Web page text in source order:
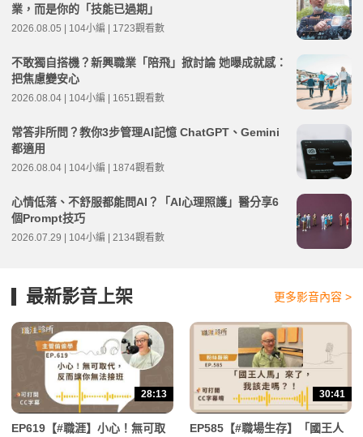
業，而是你的「技能已過期」
2026.08.05 | 104小編 | 1723觀看數
不敢獨自搭機？新興職業「陪飛」掀討論 她曝成就感：
把焦慮變安心
2026.08.04 | 104小編 | 1651觀看數
常答非所問？教你3步管理AI記憶 ChatGPT、Gemini
都適用
2026.08.04 | 104小編 | 1874觀看數
心情低落、不舒服都能問AI？「AI心理照護」醫分享6
個Prompt技巧
2026.07.29 | 104小編 | 2134觀看數
最新影音上架 更多影音內容 >
28:13
EP619【#職涯】小心！無可取
30:41
EP585【#職場生存】「國王人